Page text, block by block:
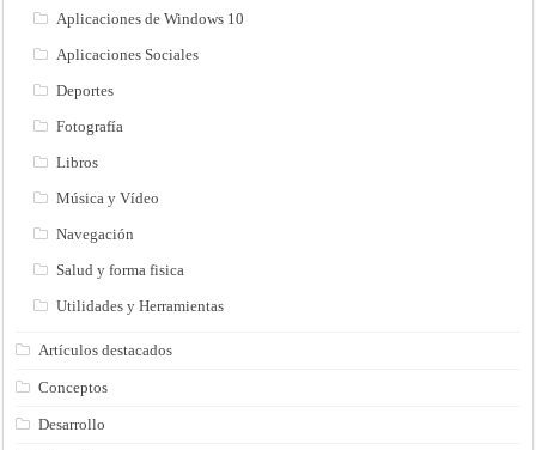
Aplicaciones de Windows 10
Aplicaciones Sociales
Deportes
Fotografía
Libros
Música y Vídeo
Navegación
Salud y forma fisica
Utilidades y Herramientas
Artículos destacados
Conceptos
Desarrollo